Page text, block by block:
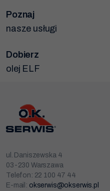
Poznaj
nasze usługi
Dobierz
olej ELF
ul. Daniszewska 4
03-230 Warszawa
Telefon: 22 100 47 44
E-mail: okserwis@okserwis.pl